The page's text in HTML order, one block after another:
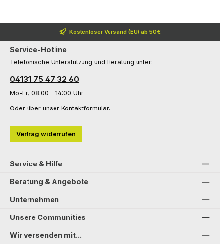
Kostenloser Versand (EU) ab 50€
Service-Hotline
Telefonische Unterstützung und Beratung unter:
04131 75 47 32 60
Mo-Fr, 08:00 - 14:00 Uhr
Oder über unser Kontaktformular.
Vertrag widerrufen
Service & Hilfe
Beratung & Angebote
Unternehmen
Unsere Communities
Wir versenden mit...